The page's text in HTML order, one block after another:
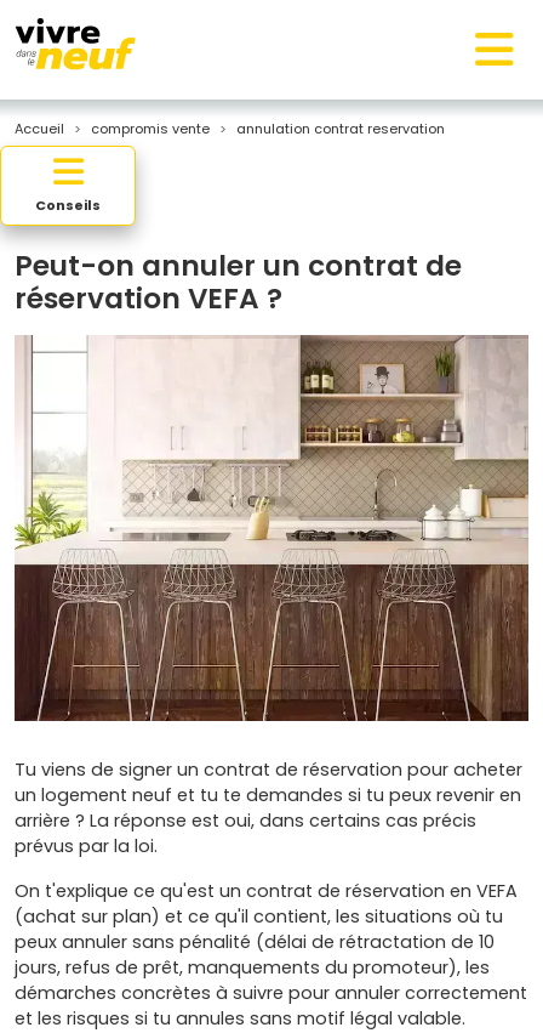
Accueil compromis vente annulation contrat reservation
Peut-on annuler un contrat de
réservation VEFA ?
Tu viens de signer un contrat de réservation pour acheter
un logement neuf et tu te demandes si tu peux revenir en
arrière ? La réponse est oui, dans certains cas précis
prévus par la loi.
On t'explique ce qu'est un contrat de réservation en VEFA
(achat sur plan) et ce qu'il contient, les situations où tu
peux annuler sans pénalité (délai de rétractation de 10
jours, refus de prêt, manquements du promoteur), les
démarches concrètes à suivre pour annuler correctement
et les risques si tu annules sans motif légal valable.
Conseils